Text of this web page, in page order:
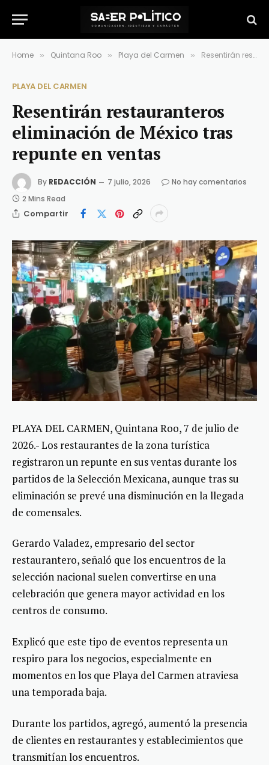
Home » Quintana Roo » Playa del Carmen » Resentirán restauranteros eliminación de México tras repunte en ventas
PLAYA DEL CARMEN
Resentirán restauranteros
eliminación de México tras
repunte en ventas
By REDACCIÓN 7 julio, 2026
No hay comentarios
2 Mins Read
Compartir
PLAYA DEL CARMEN, Quintana Roo, 7 de julio de
2026.- Los restaurantes de la zona turística
registraron un repunte en sus ventas durante los
partidos de la Selección Mexicana, aunque tras su
eliminación se prevé una disminución en la llegada
de comensales.
Gerardo Valadez, empresario del sector
restaurantero, señaló que los encuentros de la
selección nacional suelen convertirse en una
celebración que genera mayor actividad en los
centros de consumo.
Explicó que este tipo de eventos representa un
respiro para los negocios, especialmente en
momentos en los que Playa del Carmen atraviesa
una temporada baja.
Durante los partidos, agregó, aumentó la presencia
de clientes en restaurantes y establecimientos que
transmitían los encuentros.